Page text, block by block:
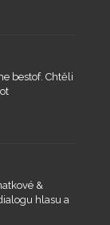
bestof. Chtěli
&
hlasu a